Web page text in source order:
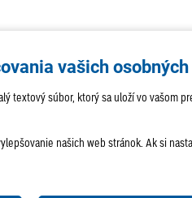
AKTUALITY
ROZHOVORY
vašich
textový súbor, ktorý sa uloží vo
našich web stránok. Ak si